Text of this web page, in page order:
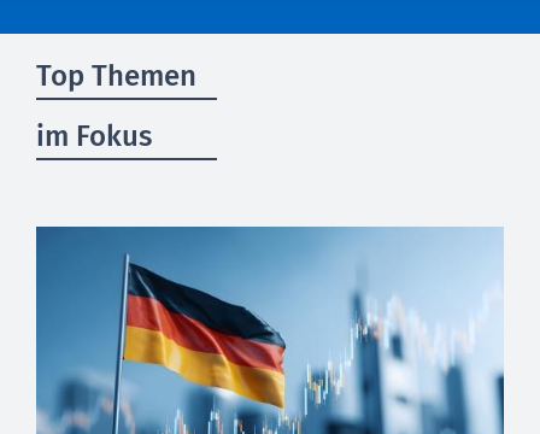
Top Themen
im Fokus